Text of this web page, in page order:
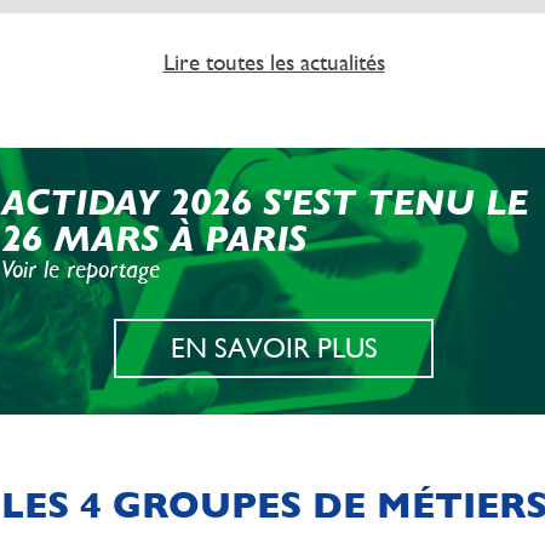
Lire toutes les actualités
ACTIDAY 2026 S'EST TENU LE
26 MARS À PARIS
Voir le reportage
EN SAVOIR PLUS
LES 4 GROUPES DE